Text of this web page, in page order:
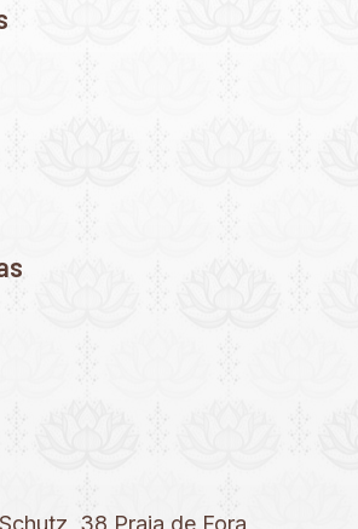
38 Praia de Fora